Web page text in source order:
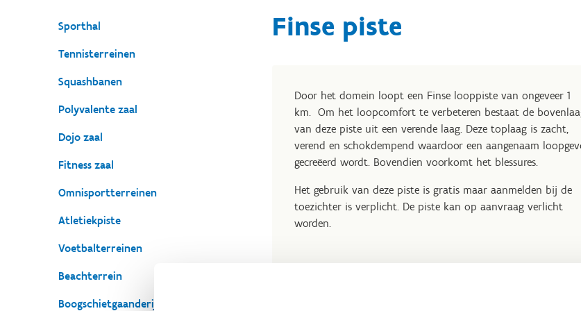
Sporthal
Tennisterreinen
Squashbanen
Polyvalente zaal
Dojo zaal
Fitness zaal
Omnisportterreinen
Atletiekpiste
Voetbalterreinen
Beachterrein
Boogschietgaanderij
Finse piste
Door het domein loopt een Finse looppiste van ongeveer 1
km. Om het loopcomfort te verbeteren bestaat de
van deze piste uit een verende laag. Deze toplaag is zacht,
verend en schokdempend waardoor een aangenaam
gecreëerd wordt. Bovendien voorkomt het blessures.
Het gebruik van deze piste is gratis maar aanmelden bij de
toezichter is verplicht. De piste kan op aanvraag verlicht
worden.